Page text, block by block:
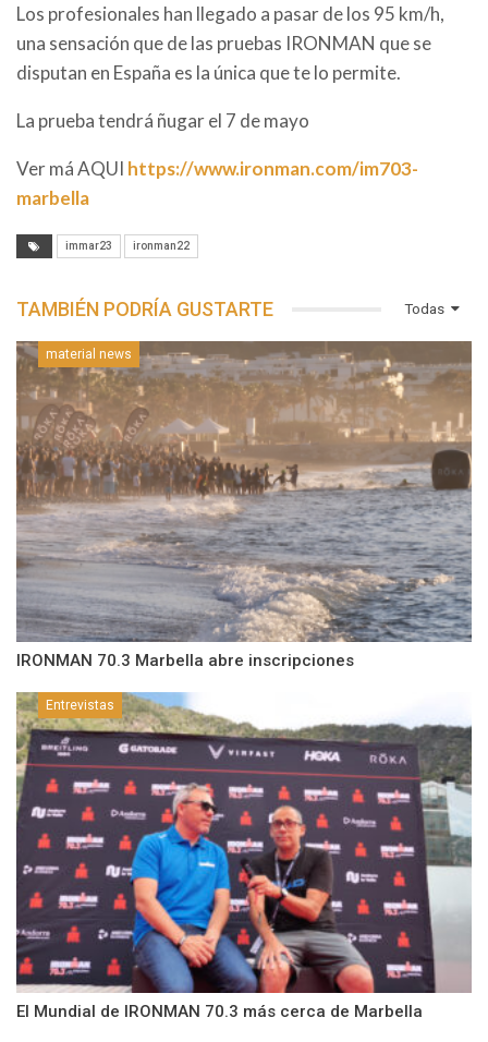
Los profesionales han llegado a pasar de los 95 km/h,
una sensación que de las pruebas IRONMAN que se
disputan en España es la única que te lo permite.
La prueba tendrá ñugar el 7 de mayo
Ver má AQUI https://www.ironman.com/im703-
marbella
immar23 ironman22
Todas
TAMBIÉN PODRÍA GUSTARTE
material news
IRONMAN 70.3 Marbella abre inscripciones
Entrevistas
El Mundial de IRONMAN 70.3 más cerca de Marbella